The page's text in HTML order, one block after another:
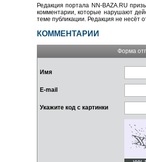
Редакция портала NN-BAZA.RU
комментарии, которые нарушают
теме публикации. Редакция не несёт
КОММЕНТАРИИ
Форма
Имя
E-mail
Укажите код с картинки